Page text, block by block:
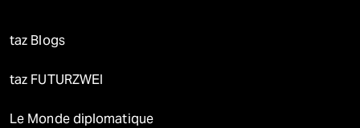
taz Blogs
taz FUTURZWEI
Le Monde diplomatique